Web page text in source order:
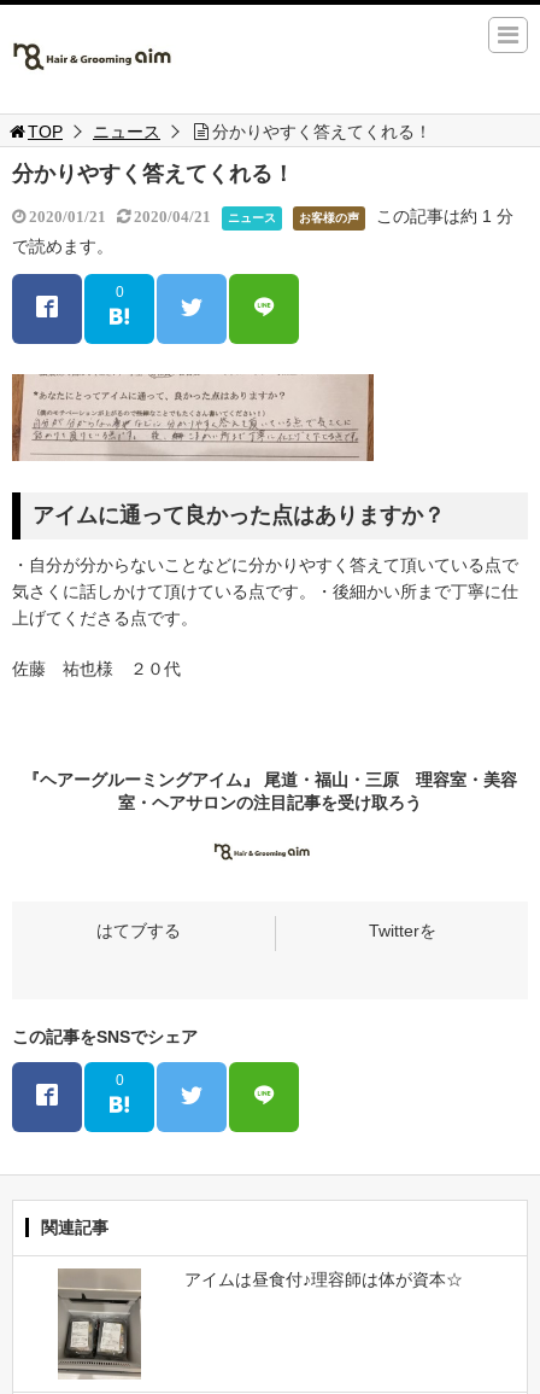
TOP ニュース 分かりやすく答えてくれる！
分かりやすく答えてくれる！
2020/01/21 2020/04/21 ニュース お客様の声
この記事は約 1 分
で読めます。
0
アイムに通って良かった点はありますか？
・自分が分からないことなどに分かりやすく答えて頂いている点で
気さくに話しかけて頂けている点です。・後細かい所まで丁寧に仕
上げてくださる点です。
佐藤 祐也様 ２０代
『ヘアーグルーミングアイム』 尾道・福山・三原 理容室・美容
室・ヘアサロンの注目記事を受け取ろう
この記事をSNSでシェア
0
関連記事
アイムは昼食付♪理容師は体が資本☆